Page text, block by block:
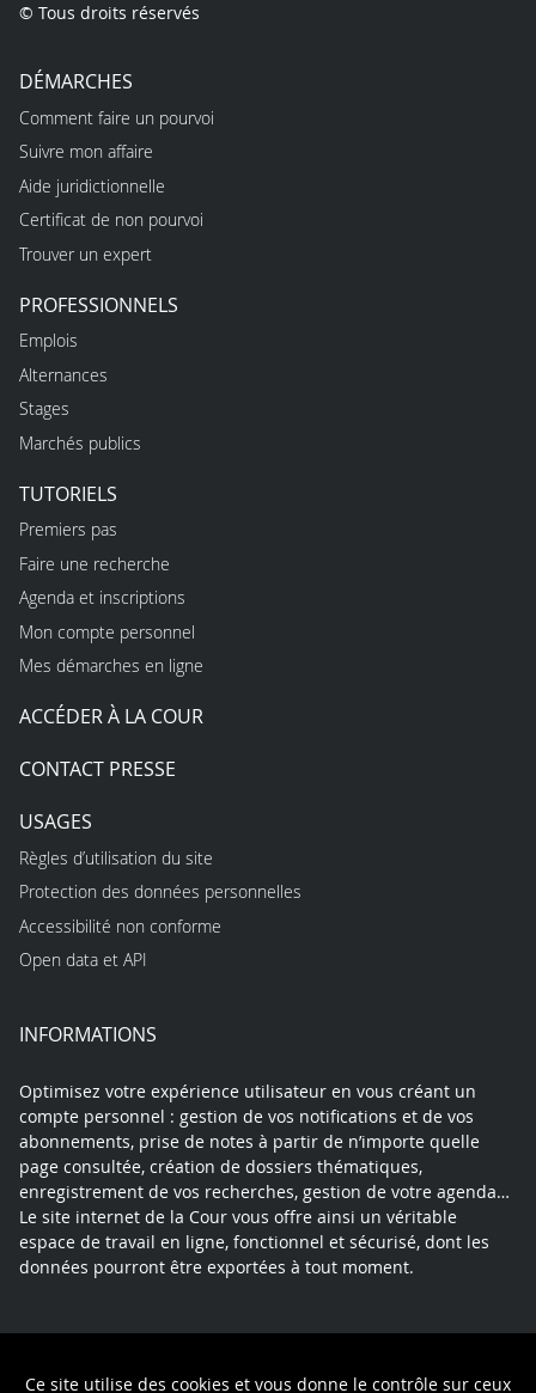
Ce site utilise des cookies et vous donne le contrôle sur ceux
© Tous droits réservés
DÉMARCHES
Comment faire un pourvoi
Suivre mon affaire
Aide juridictionnelle
Certificat de non pourvoi
Trouver un expert
PROFESSIONNELS
Emplois
Alternances
Stages
Marchés publics
TUTORIELS
Premiers pas
Faire une recherche
Agenda et inscriptions
Mon compte personnel
Mes démarches en ligne
ACCÉDER À LA COUR
CONTACT PRESSE
USAGES
Règles d’utilisation du site
Protection des données personnelles
Accessibilité non conforme
Open data et API
INFORMATIONS
Optimisez votre expérience utilisateur en vous créant un
compte personnel : gestion de vos notifications et de vos
abonnements, prise de notes à partir de n’importe quelle
page consultée, création de dossiers thématiques,
enregistrement de vos recherches, gestion de votre agenda…
Le site internet de la Cour vous offre ainsi un véritable
espace de travail en ligne, fonctionnel et sécurisé, dont les
données pourront être exportées à tout moment.